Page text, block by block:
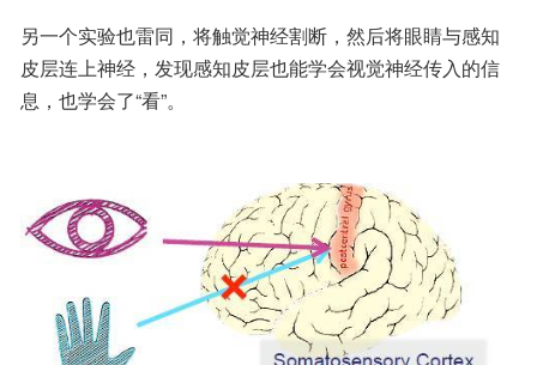
另一个实验也雷同，将触觉神经割断，然后将眼睛与感知
皮层连上神经，发现感知皮层也能学会视觉神经传入的信
息，也学会了“看”。